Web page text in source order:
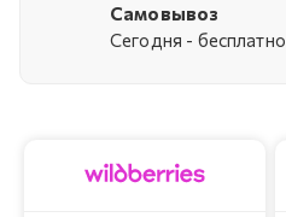
Самовывоз
Cегодня - бесплатно